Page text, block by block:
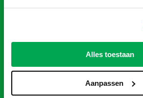
Alles toestaan
Aanpassen